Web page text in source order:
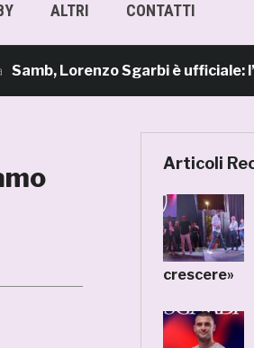
ALTRI CONTATTI
Lorenzo Sgarbi è ufficiale:
Articoli
crescere»